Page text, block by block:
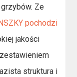
Ze
pochodzi
jakości
struktura i